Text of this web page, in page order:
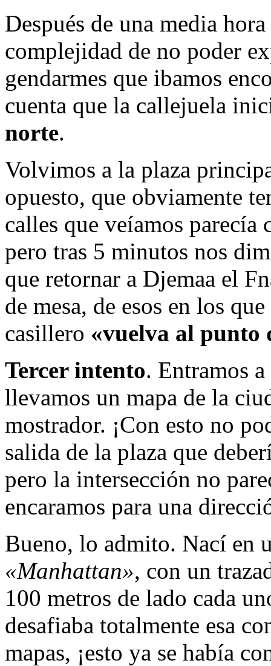
Después de una media
complejidad de no poder
gendarmes que ibamos
cuenta que la callejuela
norte.
Volvimos a la plaza
opuesto, que obviamente
calles que veíamos parecía
pero tras 5 minutos nos
que retornar a Djemaa el
de mesa, de esos en los
casillero «vuelva al punto
Tercer intento. Entramos
llevamos un mapa de la
mostrador. ¡Con esto no
salida de la plaza que
pero la intersección no
encaramos para una
Bueno, lo admito. Nací en
«Manhattan», con un
100 metros de lado cada
desafiaba totalmente esa
mapas, ¡esto ya se había